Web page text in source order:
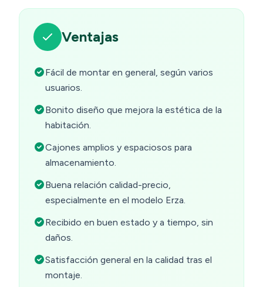
Ventajas
Fácil de montar en general, según varios
usuarios.
Bonito diseño que mejora la estética de la
habitación.
Cajones amplios y espaciosos para
almacenamiento.
Buena relación calidad-precio,
especialmente en el modelo Erza.
Recibido en buen estado y a tiempo, sin
daños.
Satisfacción general en la calidad tras el
montaje.